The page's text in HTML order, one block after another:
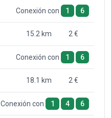
Conexión con 1 6
15.2 km 2 €
Conexión con 1 6
18.1 km 2 €
Conexión con 1 4 6